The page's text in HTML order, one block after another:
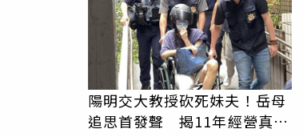
陽明交大教授砍死妹夫！岳母
追思首發聲 揭11年經營真相